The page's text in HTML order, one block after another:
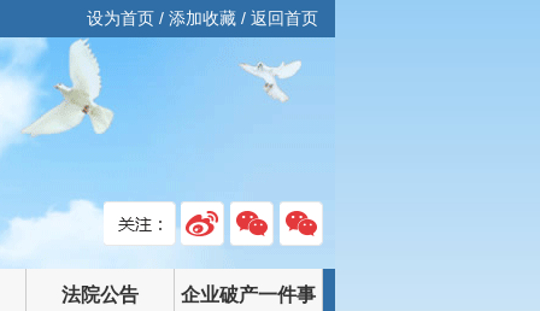
设为首页/ 添加收藏/ 返回首页
法院公告 企业破产一件事